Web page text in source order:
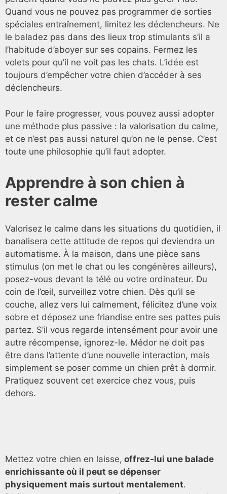
Quand vous ne pouvez pas programmer de sorties
spéciales entraînement, limitez les déclencheurs. Ne
le baladez pas dans des lieux trop stimulants s’il a
l’habitude d’aboyer sur ses copains. Fermez les
volets pour qu’il ne voit pas les chats. L’idée est
toujours d’empêcher votre chien d’accéder à ses
déclencheurs.
Pour le faire progresser, vous pouvez aussi adopter
une méthode plus passive : la valorisation du calme,
et ce n’est pas aussi naturel qu’on ne le pense. C’est
toute une philosophie qu’il faut adopter.
Apprendre à son chien à
rester calme
Valorisez le calme dans les situations du quotidien, il
banalisera cette attitude de repos qui deviendra un
automatisme. À la maison, dans une pièce sans
stimulus (on met le chat ou les congénères ailleurs),
posez-vous devant la télé ou votre ordinateur. Du
coin de l’œil, surveillez votre chien. Dès qu’il se
couche, allez vers lui calmement, félicitez d’une voix
sobre et déposez une friandise entre ses pattes puis
partez. S’il vous regarde intensément pour avoir une
autre récompense, ignorez-le. Médor ne doit pas
être dans l’attente d’une nouvelle interaction, mais
simplement se poser comme un chien prêt à dormir.
Pratiquez souvent cet exercice chez vous, puis
dehors.
Mettez votre chien en laisse, offrez-lui une balade
enrichissante où il peut se dépenser
physiquement mais surtout mentalement.